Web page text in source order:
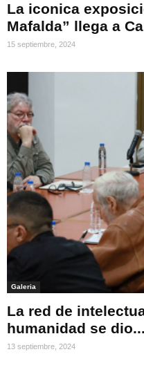
La iconica
Mafalda” llega a
15 septiembre, 2024
Galeria
La red de
humanidad se dio...
13 septiembre, 2024